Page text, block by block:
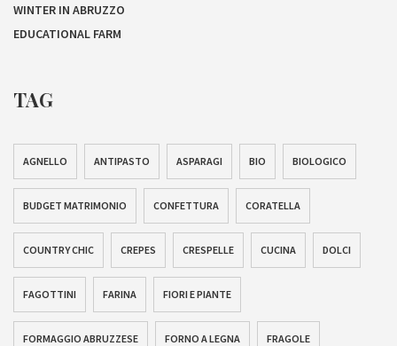
WINTER IN ABRUZZO
EDUCATIONAL FARM
TAG
AGNELLO ANTIPASTO ASPARAGI BIO BIOLOGICO
BUDGET MATRIMONIO CONFETTURA CORATELLA
COUNTRY CHIC CREPES CRESPELLE CUCINA DOLCI
FAGOTTINI FARINA FIORI E PIANTE
FORMAGGIO ABRUZZESE FORNO A LEGNA FRAGOLE